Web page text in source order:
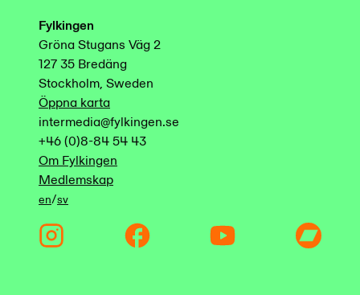
Fylkingen
Gröna Stugans Väg 2
127 35 Bredäng
Stockholm, Sweden
Öppna karta
intermedia@fylkingen.se
+46 (0)8-84 54 43
Om Fylkingen
Medlemskap
en/sv